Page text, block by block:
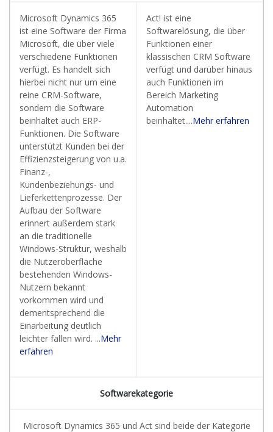
Microsoft Dynamics 365
ist eine Software der Firma
Microsoft, die über viele
verschiedene Funktionen
verfügt. Es handelt sich
hierbei nicht nur um eine
reine CRM-Software,
sondern die Software
beinhaltet auch ERP-
Funktionen. Die Software
unterstützt Kunden bei der
Effizienzsteigerung von u.a.
Finanz-,
Kundenbeziehungs- und
Lieferkettenprozesse. Der
Aufbau der Software
erinnert außerdem stark
an die traditionelle
Windows-Struktur, weshalb
die Nutzeroberfläche
bestehenden Windows-
Nutzern bekannt
vorkommen wird und
dementsprechend die
Einarbeitung deutlich
leichter fallen wird. ...Mehr
erfahren
Act! ist eine
Softwarelösung, die über
Funktionen einer
klassischen CRM Software
verfügt und darüber hinaus
auch Funktionen im
Bereich Marketing
Automation
beinhaltet....Mehr erfahren
Softwarekategorie
Microsoft Dynamics 365 und Act sind beide der Kategorie